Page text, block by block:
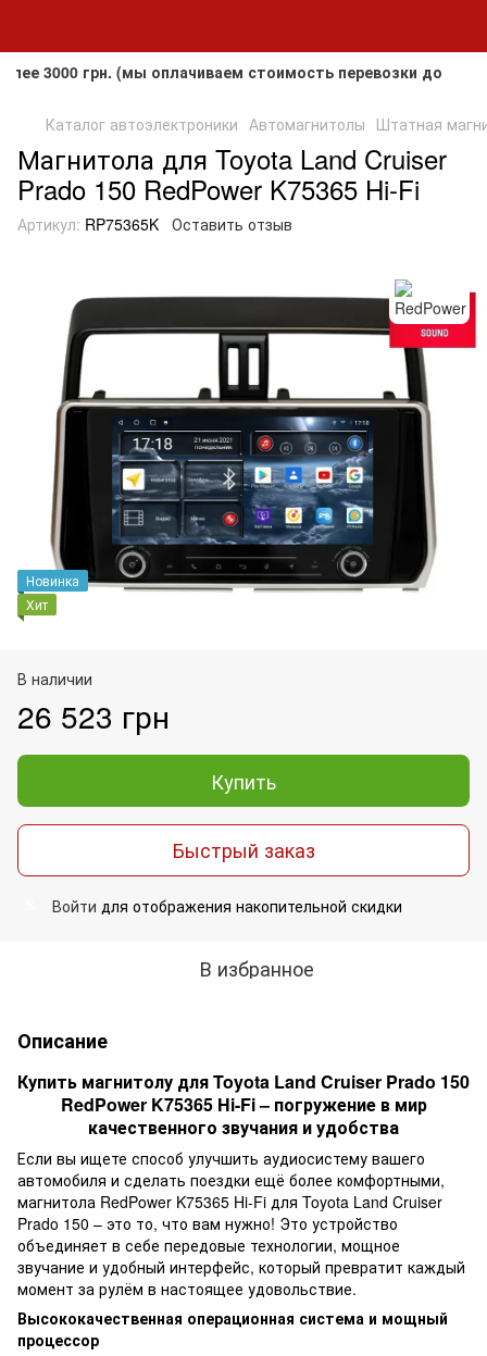
грн. (мы оплачиваем стоимость перевозки до
Каталог автоэлектроники Автомагнитолы Штатная
Магнитола для Toyota Land Cruiser
Prado 150 RedPower K75365 Hi-Fi
Артикул: RP75365K Оставить отзыв
Новинка
Хит
В наличии
26 523 грн
Купить
Быстрый заказ
Войти для отображения накопительной скидки
В избранное
Описание
Купить магнитолу для Toyota Land Cruiser Prado 150
RedPower K75365 Hi-Fi – погружение в мир
качественного звучания и удобства
Если вы ищете способ улучшить аудиосистему вашего
автомобиля и сделать поездки ещё более комфортными,
магнитола RedPower K75365 Hi-Fi для Toyota Land Cruiser
Prado 150 – это то, что вам нужно! Это устройство
объединяет в себе передовые технологии, мощное
звучание и удобный интерфейс, который превратит каждый
момент за рулём в настоящее удовольствие.
Высококачественная операционная система и мощный
процессор